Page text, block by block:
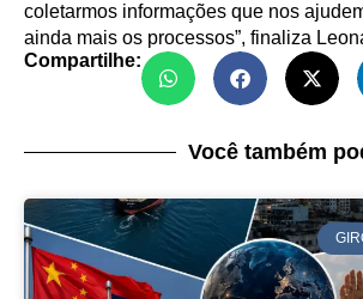
coletarmos informações que nos
ainda mais os processos”, finaliza
Compartilhe:
Você também